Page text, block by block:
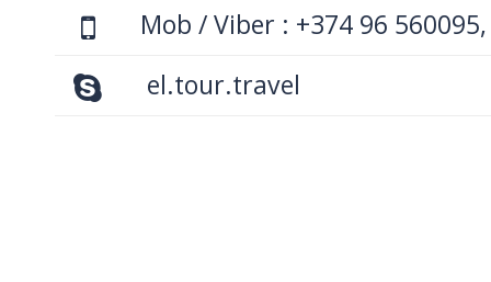
Mob / Viber : +374 96
el.tour.travel